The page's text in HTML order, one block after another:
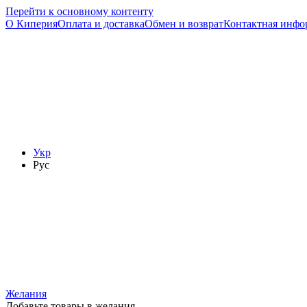
Перейти к основному контенту
О КиперияОплата и доставкаОбмен и возвратКонтактная
Укр
Рус
Желания